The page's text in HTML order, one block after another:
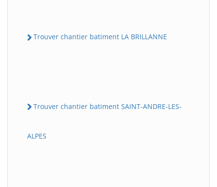
Trouver chantier batiment LA BRILLANNE
Trouver chantier batiment SAINT-ANDRE-LES-
ALPES